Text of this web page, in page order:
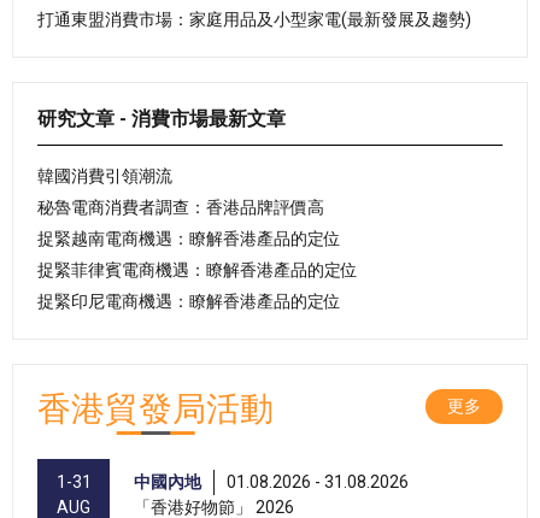
打通東盟消費市場：家庭用品及小型家電(最新發展及趨勢)
研究文章 - 消費市場最新文章
韓國消費引領潮流
秘魯電商消費者調查：香港品牌評價高
捉緊越南電商機遇：瞭解香港產品的定位
捉緊菲律賓電商機遇：瞭解香港產品的定位
捉緊印尼電商機遇：瞭解香港產品的定位
香港貿發局活動 更多
1-31
AUG
中國內地
01.08.2026 - 31.08.2026
「香港好物節」 2026